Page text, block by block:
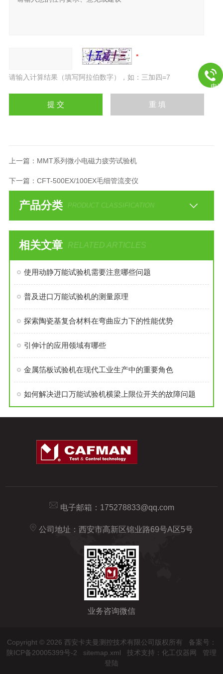
请输入计算结果（填写阿拉伯数字），如：三加四=7
上一篇： MMT系列微小电磁力疲劳试验机
下一篇： CFT-500EX/100EX毛细管流变仪
产品分类 PRODUCT CLASSIFICATION
相关文章 RELATED ARTICLES
使用动静万能试验机需要注意哪些问题
普及进口万能试验机的测量原理
探索陶瓷基复合材料在弯曲应力下的性能优势
引伸计的应用领域有哪些
金属箔板试验机在现代工业生产中的重要角色
如何解决进口万能试验机横梁上限位开关的故障问题
电子邮箱： 175278833@qq.com
公司地址：西安市高新区锦业路69号A区5号
业务咨询微信
Copyright © 2026 西安卡夫曼测控技术有限公司版权所有 备案号：
陕ICP备20005399号-2
sitemap.xml 技术支持： 化工仪器网
管理
登陆
电